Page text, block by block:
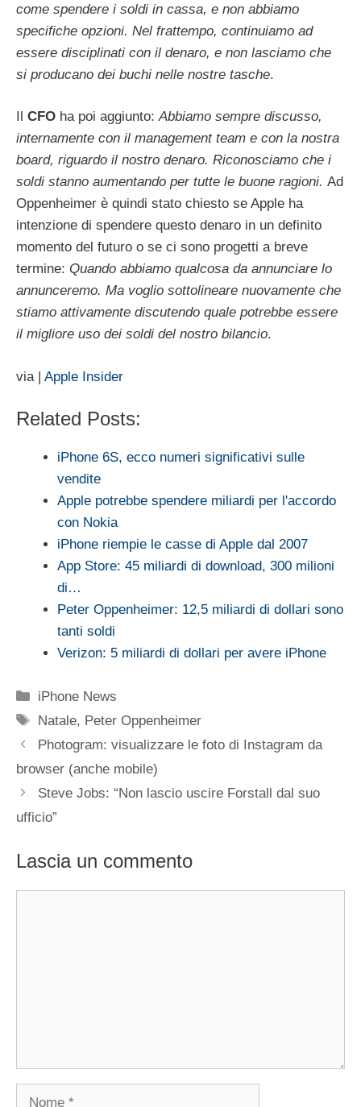
come spendere i soldi in cassa, e non abbiamo
specifiche opzioni. Nel frattempo, continuiamo ad
essere disciplinati con il denaro, e non lasciamo che
si producano dei buchi nelle nostre tasche.
CFO ha poi aggiunto:Abbiamo sempre discusso,
internamente con il management team e con la nostra
board, riguardo il nostro denaro. Riconosciamo che i
soldi stanno aumentando per tutte le buone ragioni. Ad
Oppenheimer è quindi stato chiesto se Apple ha
intenzione di spendere questo denaro in un definito
momento del futuro o se ci sono progetti a breve
termine: Quando abbiamo qualcosa da annunciare lo
annunceremo. Ma voglio sottolineare nuovamente che
stiamo attivamente discutendo quale potrebbe essere
il migliore uso dei soldi del nostro bilancio.
via | Apple Insider
Related Posts:
iPhone 6S, ecco numeri significativi sulle
vendite
Apple potrebbe spendere miliardi per l'accordo
con Nokia
iPhone riempie le casse di Apple dal 2007
App Store: 45 miliardi di download, 300 milioni
di…
Peter Oppenheimer: 12,5 miliardi di dollari sono
tanti soldi
Verizon: 5 miliardi di dollari per avere iPhone
Categorie
iPhone News
Tag
Natale, Peter Oppenheimer
Photogram: visualizzare le foto di Instagram da
browser (anche mobile)
Steve Jobs: “Non lascio uscire Forstall dal suo
ufficio”
Lascia un commento
Nome